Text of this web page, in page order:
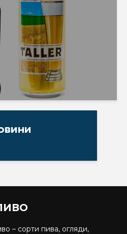
– сорти пива, огляди,